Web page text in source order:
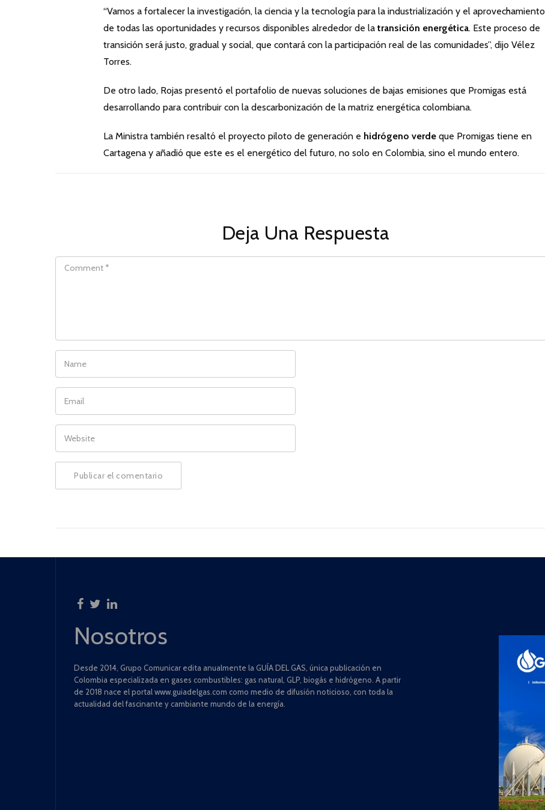
“Vamos a fortalecer la investigación, la ciencia y la tecnología para la industrialización y el aprovechamiento
de todas las oportunidades y recursos disponibles alrededor de la transición energética. Este proceso de
transición será justo, gradual y social, que contará con la participación real de las comunidades”, dijo Vélez
Torres.
De otro lado, Rojas presentó el portafolio de nuevas soluciones de bajas emisiones que Promigas está
desarrollando para contribuir con la descarbonización de la matriz energética colombiana.
La Ministra también resaltó el proyecto piloto de generación e hidrógeno verde que Promigas tiene en
Cartagena y añadió que este es el energético del futuro, no solo en Colombia, sino el mundo entero.
Deja Una Respuesta
Nosotros
Desde 2014, Grupo Comunicar edita anualmente la GUÍA DEL GAS, única publicación en
Colombia especializada en gases combustibles: gas natural, GLP, biogás e hidrógeno. A partir
de 2018 nace el portal www.guiadelgas.com como medio de difusión noticioso, con toda la
actualidad del fascinante y cambiante mundo de la energía.